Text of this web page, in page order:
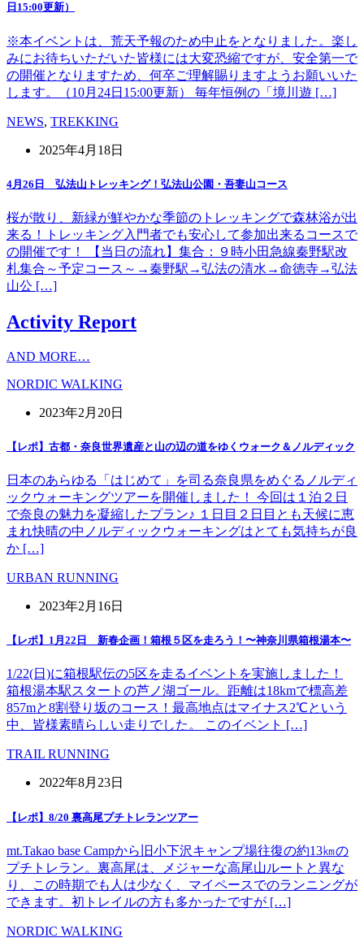
日15:00更新）
※本イベントは、荒天予報のため中止をとなりました。楽し
みにお待ちいただいた皆様には大変恐縮ですが、安全第一で
の開催となりますため、何卒ご理解賜りますようお願いいた
します。（10月24日15:00更新） 毎年恒例の「境川遊 […]
NEWS, TREKKING
2025年4月18日
4月26日 弘法山トレッキング！弘法山公園・吾妻山コース
桜が散り、新緑が鮮やかな季節のトレッキングで森林浴が出
来る！トレッキング入門者でも安心して参加出来るコースで
の開催です！ 【当日の流れ】集合：９時小田急線秦野駅改
札集合～予定コース～→秦野駅→弘法の清水→命徳寺→弘法
山公 […]
Activity Report
AND MORE…
NORDIC WALKING
2023年2月20日
【レポ】古都・奈良世界遺産と山の辺の道をゆくウォーク＆ノルディック
日本のあらゆる「はじめて」を司る奈良県をめぐるノルディ
ックウォーキングツアーを開催しました！ 今回は１泊２日
で奈良の魅力を凝縮したプラン♪ １日目２日目とも天候に恵
まれ快晴の中ノルディックウォーキングはとても気持ちが良
か […]
URBAN RUNNING
2023年2月16日
【レポ】1月22日 新春企画！箱根５区を走ろう！〜神奈川県箱根湯本〜
1/22(日)に箱根駅伝の5区を走るイベントを実施しました！
箱根湯本駅スタートの芦ノ湖ゴール。距離は18kmで標高差
857mと8割登り坂のコース！最高地点はマイナス2℃という
中、皆様素晴らしい走りでした。 このイベント […]
TRAIL RUNNING
2022年8月23日
【レポ】8/20 裏高尾プチトレランツアー
mt.Takao base Campから旧小下沢キャンプ場往復の約13㎞の
プチトレラン。裏高尾は、メジャーな高尾山ルートと異な
り、この時期でも人は少なく、マイペースでのランニングが
できます。初トレイルの方も多かったですが […]
NORDIC WALKING